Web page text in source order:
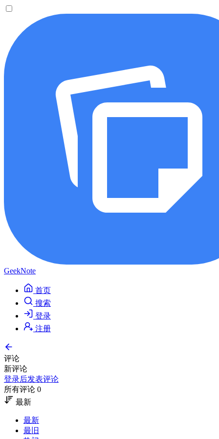
GeekNote
首页
搜索
登录
注册
评论
新评论
登录后发表评论
所有评论 0
最新
最新
最旧